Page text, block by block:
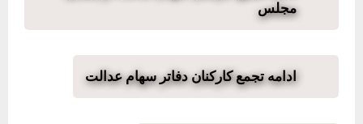
مجلس
ادامه تجمع کارکنان دفاتر سهام عدالت